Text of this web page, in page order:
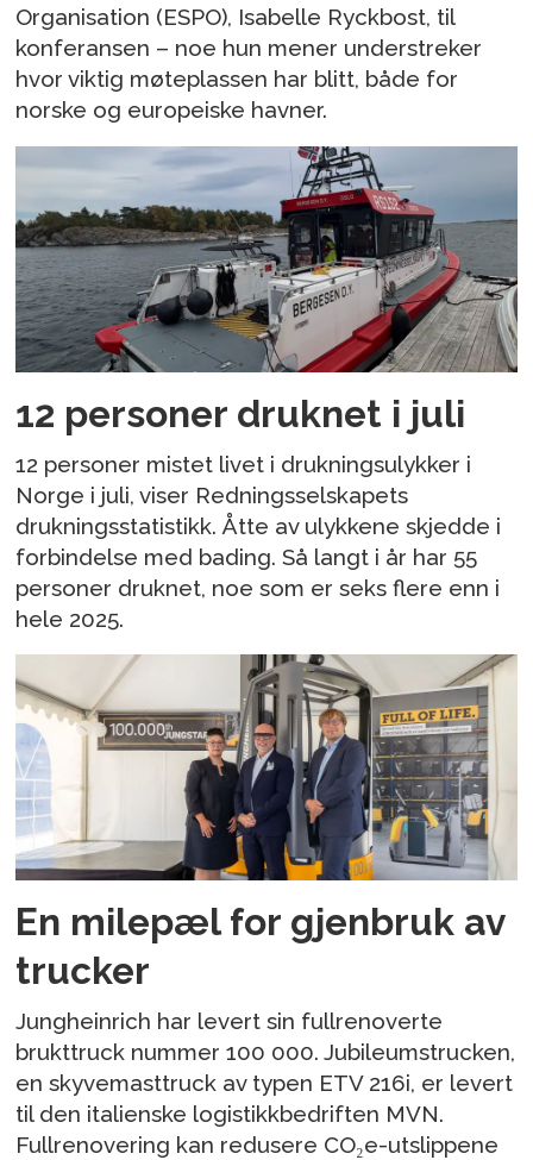
Organisation (ESPO), Isabelle Ryckbost, til
konferansen – noe hun mener understreker
hvor viktig møteplassen har blitt, både for
norske og europeiske havner.
12 personer druknet i juli
12 personer mistet livet i drukningsulykker i
Norge i juli, viser Redningsselskapets
drukningsstatistikk. Åtte av ulykkene skjedde i
forbindelse med bading. Så langt i år har 55
personer druknet, noe som er seks flere enn i
hele 2025.
En milepæl for gjenbruk av
trucker
Jungheinrich har levert sin fullrenoverte
brukttruck nummer 100 000. Jubileumstrucken,
en skyvemasttruck av typen ETV 216i, er levert
til den italienske logistikkbedriften MVN.
Fullrenovering kan redusere CO₂e-utslippene